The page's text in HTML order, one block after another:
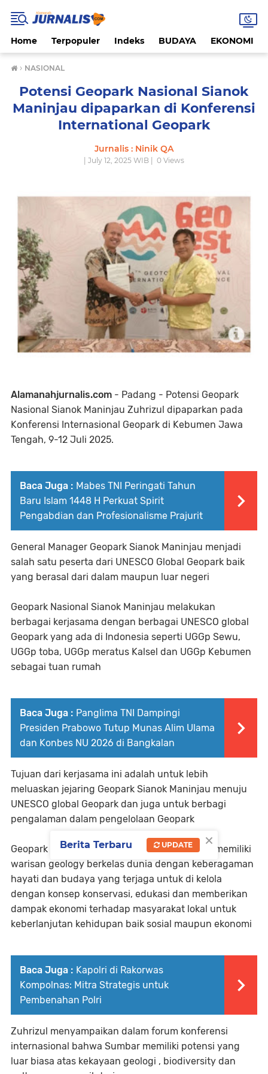
Home Terpopuler Indeks BUDAYA EKONOMI
› NASIONAL
Potensi Geopark Nasional Sianok
Maninjau dipaparkan di Konferensi
International Geopark
Jurnalis : Ninik QA
| July 12, 2025 WIB | 0 Views
Alamanahjurnalis.com - Padang - Potensi Geopark
Nasional Sianok Maninjau Zuhrizul dipaparkan pada
Konferensi Internasional Geopark di Kebumen Jawa
Tengah, 9-12 Juli 2025.
Baca Juga : Mabes TNI Peringati Tahun
Baru Islam 1448 H Perkuat Spirit
Pengabdian dan Profesionalisme Prajurit
General Manager Geopark Sianok Maninjau menjadi
salah satu peserta dari UNESCO Global Geopark baik
yang berasal dari dalam maupun luar negeri
Geopark Nasional Sianok Maninjau melakukan
berbagai kerjasama dengan berbagai UNESCO global
Geopark yang ada di Indonesia seperti UGGp Sewu,
UGGp toba, UGGp meratus Kalsel dan UGGp Kebumen
sebagai tuan rumah
Baca Juga : Panglima TNI Dampingi
Presiden Prabowo Tutup Munas Alim Ulama
dan Konbes NU 2026 di Bangkalan
Tujuan dari kerjasama ini adalah untuk lebih
meluaskan jejaring Geopark Sianok Maninjau menuju
UNESCO global Geopark dan juga untuk berbagi
pengalaman dalam pengelolaan Geopark
Geopark adalah kawasan bentang alam yang memiliki
warisan geology berkelas dunia dengan keberagaman
hayati dan budaya yang terjaga untuk di kelola
dengan konsep konservasi, edukasi dan memberikan
dampak ekonomi terhadap masyarakat lokal untuk
keberlanjutan kehidupan baik sosial maupun ekonomi
Baca Juga : Kapolri di Rakorwas
Kompolnas: Mitra Strategis untuk
Pembenahan Polri
Zuhrizul menyampaikan dalam forum konferensi
internasional bahwa Sumbar memiliki potensi yang
luar biasa atas kekayaan geologi , biodiversity dan
×
Berita Terbaru UPDATE